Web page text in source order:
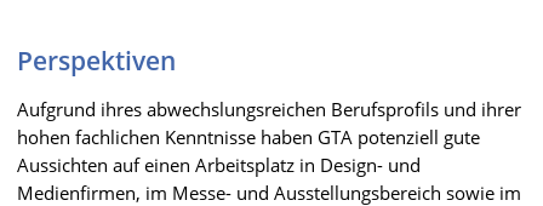
Perspektiven
Aufgrund ihres abwechslungsreichen Berufsprofils und ihrer
hohen fachlichen Kenntnisse haben GTA potenziell gute
Aussichten auf einen Arbeitsplatz in Design- und
Medienfirmen, im Messe- und Ausstellungsbereich sowie im